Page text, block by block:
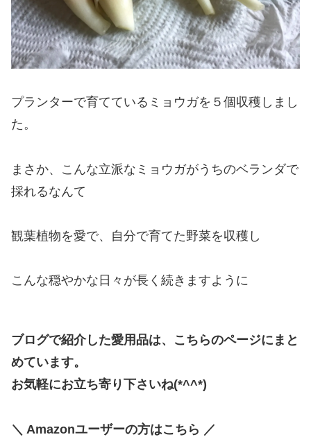
プランターで育てているミョウガを５個収穫しまし
た。
まさか、こんな立派なミョウガがうちのベランダで
採れるなんて
観葉植物を愛で、自分で育てた野菜を収穫し
こんな穏やかな日々が長く続きますように
ブログで紹介した愛用品は、こちらのページにまと
めています。
お気軽にお立ち寄り下さいね(*^^*)
＼ Amazonユーザーの方はこちら ／